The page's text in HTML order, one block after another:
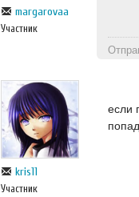
margarovaa
Участник
kris11
Участник
если